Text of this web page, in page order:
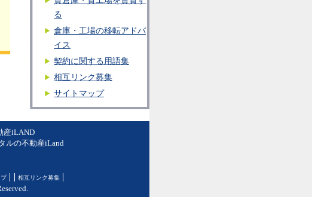
る
倉庫・工場の移転アドバ
イス
契約に関する用語集
相互リンク募集
サイトマップ
産iLAND
ルの不動産iLand
相互リンク募集